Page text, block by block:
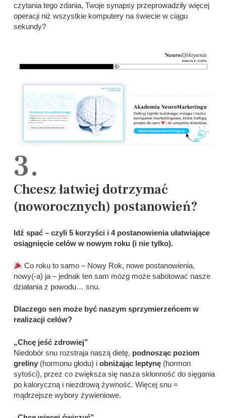
czytania tego zdania, Twoje synapsy przeprowadziły więcej
operacji niż wszystkie komputery na świecie w ciągu
sekundy?
3.
Chcesz łatwiej dotrzymać
(noworocznych) postanowień?
Idź spać – czyli 5 korzyści i 4 postanowienia ułatwiające
osiągnięcie celów w nowym roku (i nie tylko).
Co roku to samo – Nowy Rok, nowe postanowienia,
nowy(-a) ja – jednak ten sam mózg może sabotować nasze
działania z powodu… snu.
Dlaczego sen może być naszym sprzymierzeńcem w
realizacji celów?
„Chcę jeść zdrowiej”
Niedobór snu rozstraja naszą dietę, podnosząc poziom
greliny (hormonu głodu) iobniżając leptynę (hormon
sytości), przez co zwiększa się nasza skłonność do sięgania
po kaloryczną i niezdrową żywność. Więcej snu =
mądrzejsze wybory żywieniowe.